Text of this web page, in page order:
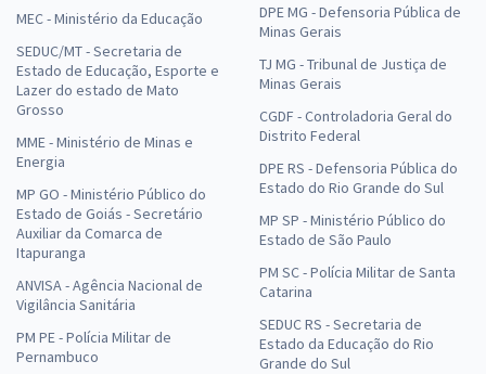
MEC - Ministério da Educação
SEDUC/MT - Secretaria de
Estado de Educação, Esporte e
Lazer do estado de Mato
Grosso
MME - Ministério de Minas e
Energia
MP GO - Ministério Público do
Estado de Goiás - Secretário
Auxiliar da Comarca de
Itapuranga
ANVISA - Agência Nacional de
Vigilância Sanitária
PM PE - Polícia Militar de
Pernambuco
DPE MG - Defensoria Pública de
Minas Gerais
TJ MG - Tribunal de Justiça de
Minas Gerais
CGDF - Controladoria Geral do
Distrito Federal
DPE RS - Defensoria Pública do
Estado do Rio Grande do Sul
MP SP - Ministério Público do
Estado de São Paulo
PM SC - Polícia Militar de Santa
Catarina
SEDUC RS - Secretaria de
Estado da Educação do Rio
Grande do Sul